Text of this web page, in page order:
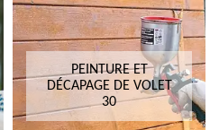
PEINTURE ET
DÉCAPAGE DE VOLET
30